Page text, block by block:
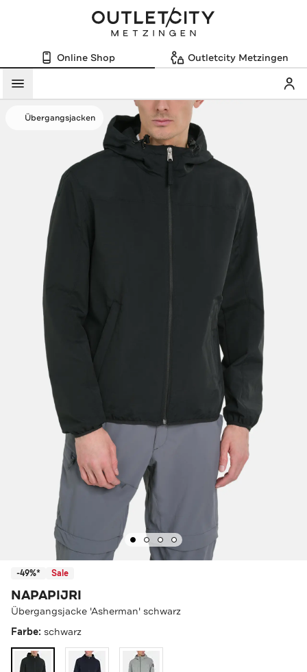
Online Shop Outletcity Metzingen
Menü
Übergangsjacken
-49%* Sale
NAPAPIJRI
Übergangsjacke 'Asherman' schwarz
Farbe: schwarz